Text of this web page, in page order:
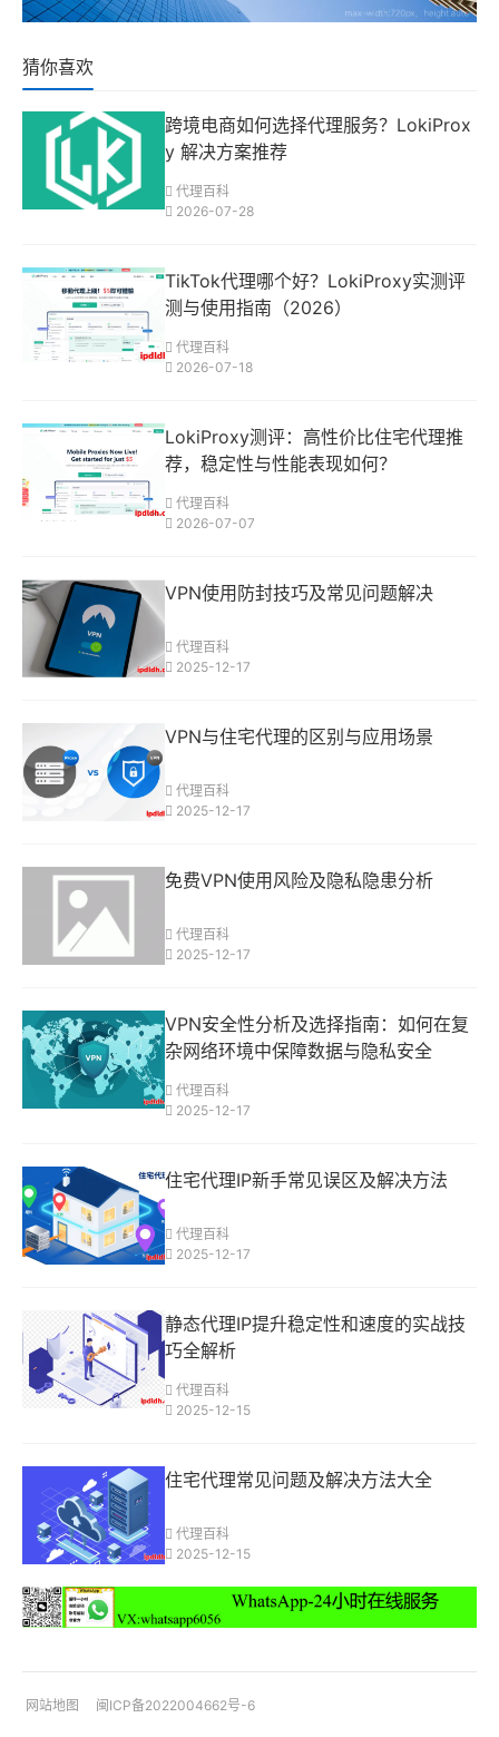
猜你喜欢
跨境电商如何选择代理服务？LokiProx
y 解决方案推荐
代理百科
2026-07-28
TikTok代理哪个好？LokiProxy实测评
测与使用指南（2026）
代理百科
2026-07-18
LokiProxy测评：高性价比住宅代理推
荐，稳定性与性能表现如何？
代理百科
2026-07-07
VPN使用防封技巧及常见问题解决
代理百科
2025-12-17
VPN与住宅代理的区别与应用场景
代理百科
2025-12-17
免费VPN使用风险及隐私隐患分析
代理百科
2025-12-17
VPN安全性分析及选择指南：如何在复
杂网络环境中保障数据与隐私安全
代理百科
2025-12-17
住宅代理IP新手常见误区及解决方法
代理百科
2025-12-17
静态代理IP提升稳定性和速度的实战技
巧全解析
代理百科
2025-12-15
住宅代理常见问题及解决方法大全
代理百科
2025-12-15
网站地图 闽ICP备2022004662号-6